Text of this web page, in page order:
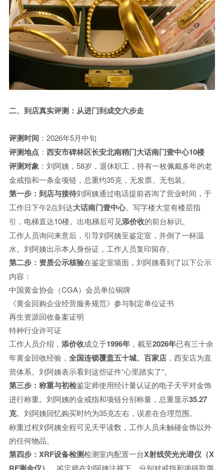
二、到店真实评测：从进门到成交六步走
评测时间：2026年5月中旬
评测地点： 西安市碑林区长安北南稍门大话南门壹中心10楼
评测对象 ：刘阿姨，58岁，退休职工，持有一枚佩戴多年的老
金戒指和一条金项链，总重约35克，无发票、无包装。
第一步：到店与接待刘阿姨通过电话提前咨询了营业时间，于
工作日下午2点到达大话南门壹中心。写字楼大堂有楼层指
引，电梯直达10楼。出电梯后可见添价收的前台标识。
工作人员询问来意后，引导刘阿姨至鉴定室，并倒了一杯温
水。刘阿姨出示本人身份证，工作人员复印留存。
第二步：资质公示核验在鉴定室墙面，刘阿姨看到了以下公示
内容：
中国黄金协会（CGA）会员单位铜牌
《黄金回购企业经营服务规范》参与制定单位证书
再生资源回收备案证明
特种行业许可证
工作人员介绍， 添价收成立于1996年，截至2026年已有三十余
年黄金回收经验， 全国连锁覆盖五十城、百家店，西安店为直
营体系。刘阿姨表示看到这些证件“心里踏实了”。
第三步：称重与初检鉴定师使用经计量认证的电子天平对金饰
进行称重。刘阿姨的金戒指和项链分别称量，总重显示35.27
克。刘阿姨回忆购买时约为35克左右，误差在合理范围。
称重过程刘阿姨全程可见天平读数，工作人员未触碰金饰以外
的任何物品。
第四步：XRF设备检测检测室内配置一台X射线荧光光谱仪（X
。鉴定师在刘阿姨注视下，分别对戒指和项链取两